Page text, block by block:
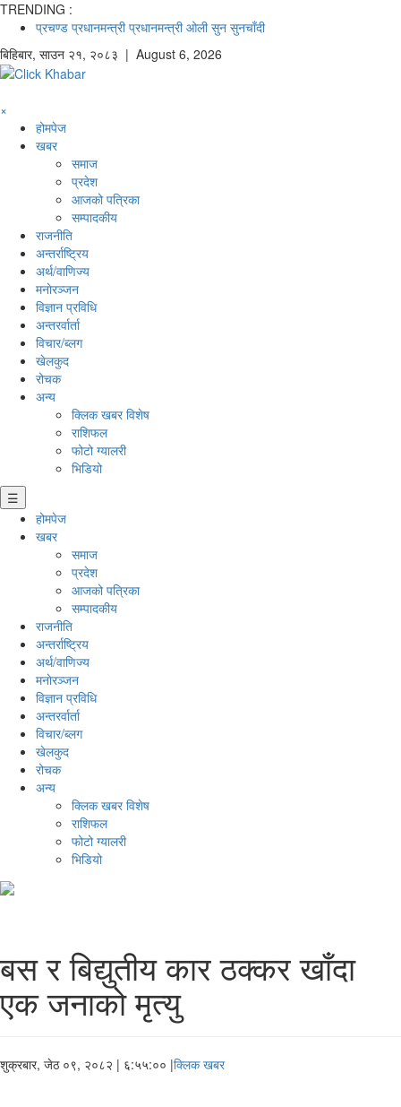
TRENDING :
प्रचण्ड प्रधानमन्त्री प्रधानमन्त्री ओली सुन सुनचाँदी
बिहिबार, साउन २१, २०८३ | August 6, 2026
×
होमपेज
खबर
समाज
प्रदेश
आजको पत्रिका
सम्पादकीय
राजनीति
अन्तर्राष्ट्रिय
अर्थ/वाणिज्य
मनाेरञ्जन
विज्ञान प्रविधि
अन्तरर्वार्ता
विचार/ब्लग
खेलकुद
रोचक
अन्य
क्लिक खबर विशेष
राशिफल
फोटो ग्यालरी
भिडियो
☰
होमपेज
खबर
समाज
प्रदेश
आजको पत्रिका
सम्पादकीय
राजनीति
अन्तर्राष्ट्रिय
अर्थ/वाणिज्य
मनाेरञ्जन
विज्ञान प्रविधि
अन्तरर्वार्ता
विचार/ब्लग
खेलकुद
रोचक
अन्य
क्लिक खबर विशेष
राशिफल
फोटो ग्यालरी
भिडियो
बस र बिद्युतीय कार ठक्कर खाँदा
एक जनाको मृत्यु
शुक्रबार, जेठ ०९, २०८२ | ६:५५:०० |क्लिक खबर